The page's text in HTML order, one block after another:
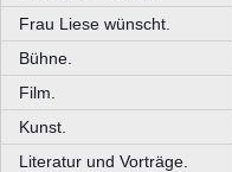
Frau Liese wünscht.
Bühne.
Film.
Kunst.
Literatur und Vorträge.